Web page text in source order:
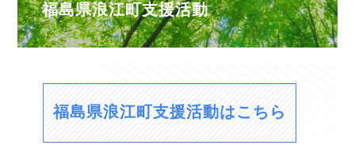
福島県浪江町支援活動
福島県浪江町支援活動はこちら